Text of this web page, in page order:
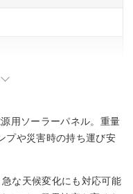
用ソーラーパネル。重量
プや災害時の持ち運び安
な天候変化にも対応可能